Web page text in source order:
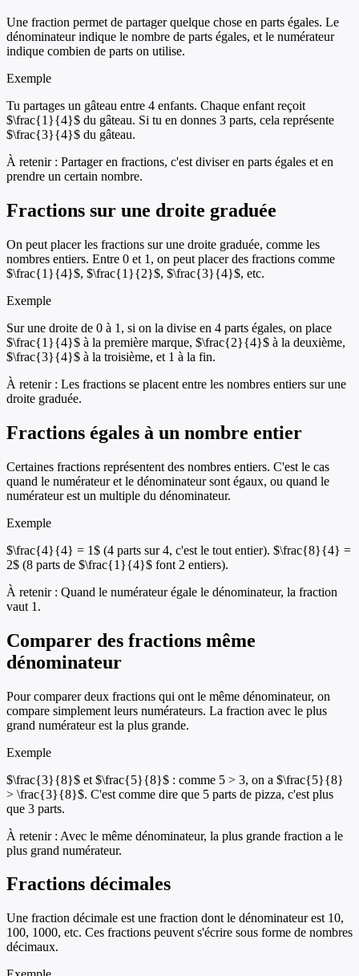
Une fraction permet de partager quelque chose en parts égales. Le
dénominateur indique le nombre de parts égales, et le numérateur
indique combien de parts on utilise.
Exemple
Tu partages un gâteau entre 4 enfants. Chaque enfant reçoit
$\frac{1}{4}$ du gâteau. Si tu en donnes 3 parts, cela représente
$\frac{3}{4}$ du gâteau.
À retenir : Partager en fractions, c'est diviser en parts égales et en
prendre un certain nombre.
Fractions sur une droite graduée
On peut placer les fractions sur une droite graduée, comme les
nombres entiers. Entre 0 et 1, on peut placer des fractions comme
$\frac{1}{4}$, $\frac{1}{2}$, $\frac{3}{4}$, etc.
Exemple
Sur une droite de 0 à 1, si on la divise en 4 parts égales, on place
$\frac{1}{4}$ à la première marque, $\frac{2}{4}$ à la deuxième,
$\frac{3}{4}$ à la troisième, et 1 à la fin.
À retenir : Les fractions se placent entre les nombres entiers sur une
droite graduée.
Fractions égales à un nombre entier
Certaines fractions représentent des nombres entiers. C'est le cas
quand le numérateur et le dénominateur sont égaux, ou quand le
numérateur est un multiple du dénominateur.
Exemple
$\frac{4}{4} = 1$ (4 parts sur 4, c'est le tout entier). $\frac{8}{4} =
2$ (8 parts de $\frac{1}{4}$ font 2 entiers).
À retenir : Quand le numérateur égale le dénominateur, la fraction
vaut 1.
Comparer des fractions même
dénominateur
Pour comparer deux fractions qui ont le même dénominateur, on
compare simplement leurs numérateurs. La fraction avec le plus
grand numérateur est la plus grande.
Exemple
$\frac{3}{8}$ et $\frac{5}{8}$ : comme 5 > 3, on a $\frac{5}{8}
> \frac{3}{8}$. C'est comme dire que 5 parts de pizza, c'est plus
que 3 parts.
À retenir : Avec le même dénominateur, la plus grande fraction a le
plus grand numérateur.
Fractions décimales
Une fraction décimale est une fraction dont le dénominateur est 10,
100, 1000, etc. Ces fractions peuvent s'écrire sous forme de nombres
décimaux.